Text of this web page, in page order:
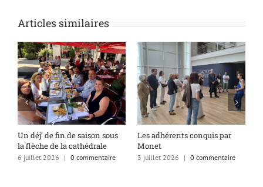
Articles similaires
Un déj’ de fin de saison sous
la flèche de la cathédrale
6 juillet 2026 | 0 commentaire
Les adhérents conquis par
Monet
3 juillet 2026 | 0 commentaire